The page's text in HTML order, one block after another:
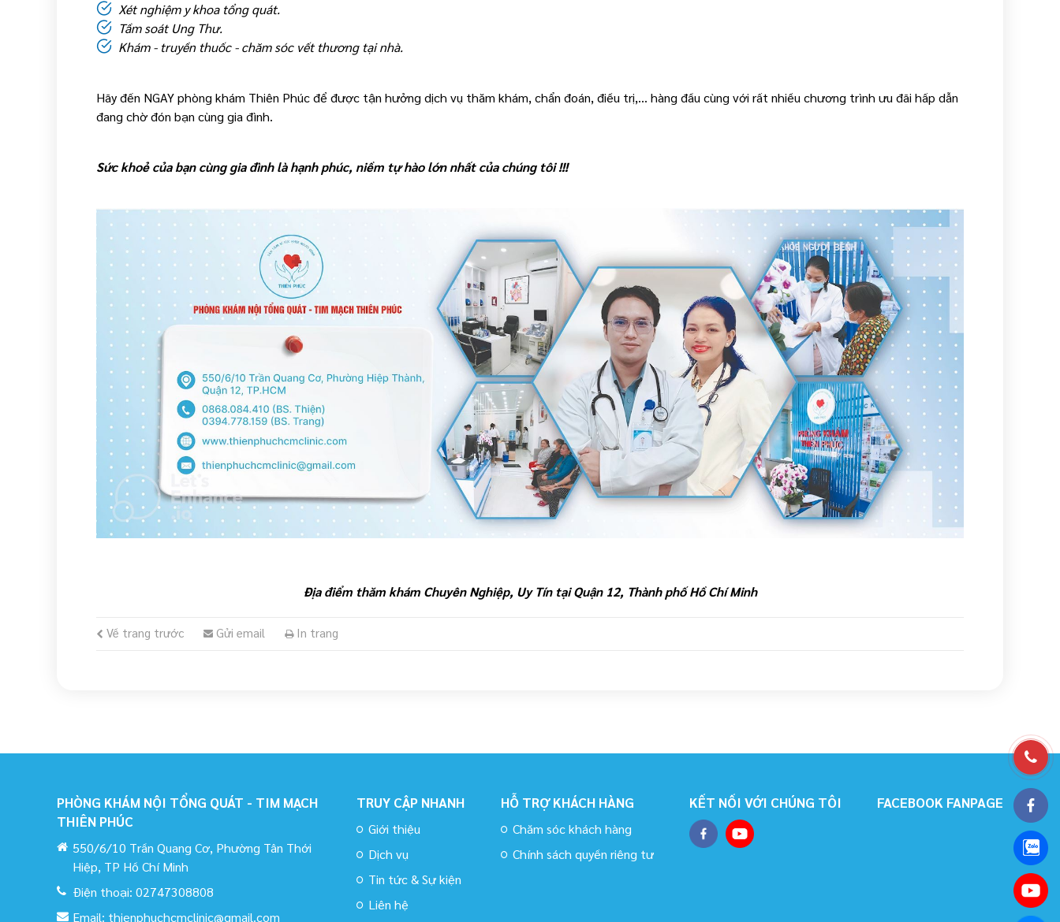
Xét nghiệm y khoa tổng quát.
Tầm soát Ung Thư.
Khám - truyền thuốc - chăm sóc vết thương tại nhà.
Hãy đến NGAY phòng khám Thiên Phúc để được tận hưởng dịch vụ thăm khám, chẩn đoán, điều trị,... hàng đầu cùng với rất nhiều chương trình ưu đãi hấp dẫn
đang chờ đón bạn cùng gia đình.
Sức khoẻ của bạn cùng gia đình là hạnh phúc, niềm tự hào lớn nhất của chúng tôi !!!
Địa điểm thăm khám Chuyên Nghiệp, Uy Tín tại Quận 12, Thành phố Hồ Chí Minh
Về trang trước Gửi email In trang
PHÒNG KHÁM NỘI TỔNG QUÁT - TIM MẠCH
THIÊN PHÚC
550/6/10 Trần Quang Cơ, Phường Tân Thới
Hiệp, TP Hồ Chí Minh
Điện thoại: 02747308808
Email: thienphuchcmclinic@gmail.com
TRUY CẬP NHANH
Giới thiệu
Dịch vụ
Tin tức & Sự kiện
Liên hệ
HỖ TRỢ KHÁCH HÀNG
Chăm sóc khách hàng
Chính sách quyền riêng tư
KẾT NỐI VỚI CHÚNG TÔI FACEBOOK FANPAGE